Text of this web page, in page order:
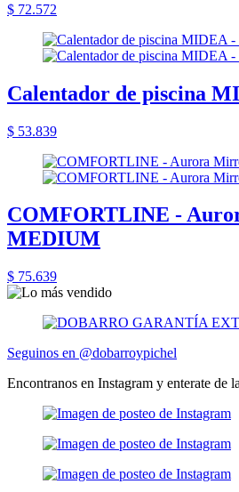
$ 72.572
Calentador de piscina
$ 53.839
COMFORTLINE -
MEDIUM
$ 75.639
Seguinos en @dobarroypichel
Encontranos en Instagram y enterate de